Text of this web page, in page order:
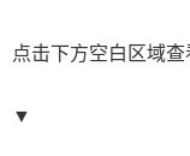
点击下方空白区域
▼